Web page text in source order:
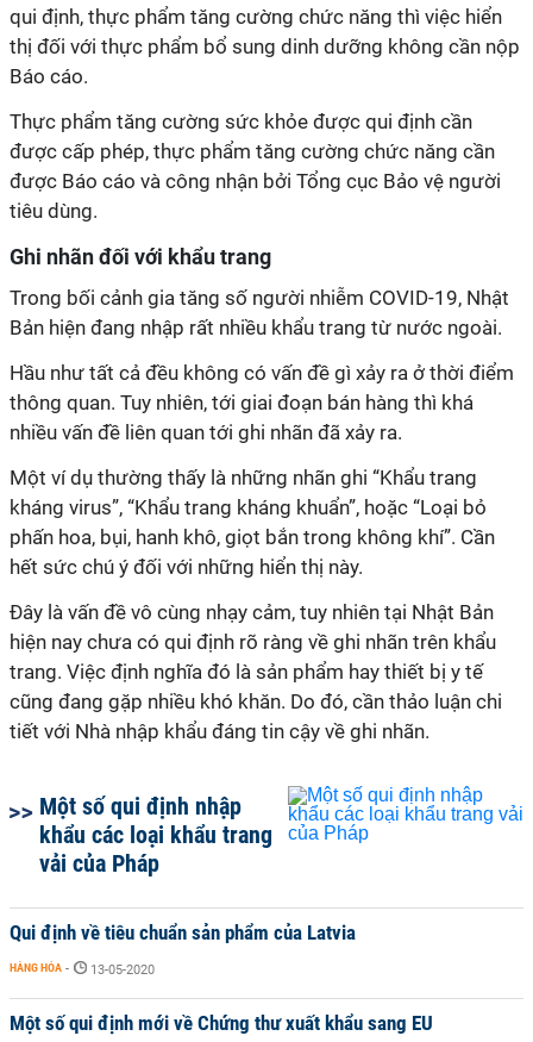
qui định, thực phẩm tăng cường chức năng thì việc hiển
thị đối với thực phẩm bổ sung dinh dưỡng không cần nộp
Báo cáo.
Thực phẩm tăng cường sức khỏe được qui định cần
được cấp phép, thực phẩm tăng cường chức năng cần
được Báo cáo và công nhận bởi Tổng cục Bảo vệ người
tiêu dùng.
Ghi nhãn đối với khẩu trang
Trong bối cảnh gia tăng số người nhiễm COVID-19, Nhật
Bản hiện đang nhập rất nhiều khẩu trang từ nước ngoài.
Hầu như tất cả đều không có vấn đề gì xảy ra ở thời điểm
thông quan. Tuy nhiên, tới giai đoạn bán hàng thì khá
nhiều vấn đề liên quan tới ghi nhãn đã xảy ra.
Một ví dụ thường thấy là những nhãn ghi “Khẩu trang
kháng virus”, “Khẩu trang kháng khuẩn”, hoặc “Loại bỏ
phấn hoa, bụi, hanh khô, giọt bắn trong không khí”. Cần
hết sức chú ý đối với những hiển thị này.
Đây là vấn đề vô cùng nhạy cảm, tuy nhiên tại Nhật Bản
hiện nay chưa có qui định rõ ràng về ghi nhãn trên khẩu
trang. Việc định nghĩa đó là sản phẩm hay thiết bị y tế
cũng đang gặp nhiều khó khăn. Do đó, cần thảo luận chi
tiết với Nhà nhập khẩu đáng tin cậy về ghi nhãn.
Một số qui định nhập
khẩu các loại khẩu trang
vải của Pháp
Qui định về tiêu chuẩn sản phẩm của Latvia
HÀNG HÓA - 13-05-2020
Một số qui định mới về Chứng thư xuất khẩu sang EU